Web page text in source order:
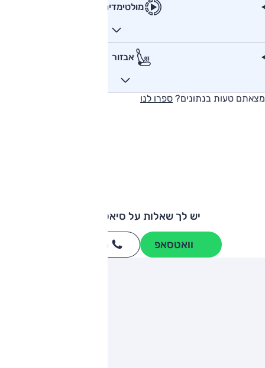
מולטימדיה
אבזור
מצאתם טעות בנתונים? ספרו לנו
יש לך שאלות על סיאט איביזה?
וואטסאפ חייגו
מותגים מתחרים